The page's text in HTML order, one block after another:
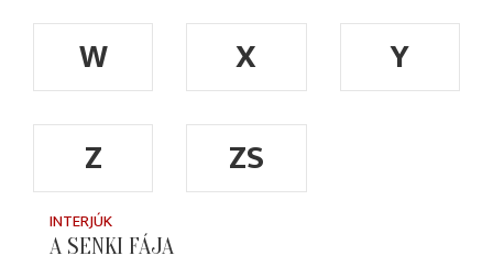
W
X
Y
Z
ZS
INTERJÚK
A SENKI FÁJA